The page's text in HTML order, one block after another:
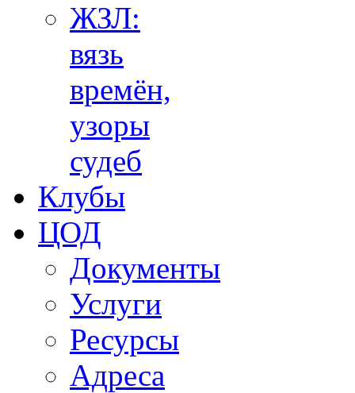
ЖЗЛ:
вязь
времён,
узоры
судеб
Клубы
ЦОД
Документы
Услуги
Ресурсы
Адреса